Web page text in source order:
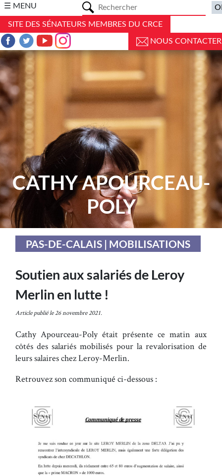
☰ MENU
SITE DES SÉNATEURS MEMBRES DU CRCE
NOUS CONTACTER
CATHY APOURCEAU-
POLY
PAS-DE-CALAIS | MOBILISATIONS
Soutien aux salariés de Leroy
Merlin en lutte !
Article publié le 26 novembre 2021.
Cathy Apourceau-Poly était présente ce matin aux
côtés des salariés mobilisés pour la revalorisation de
leurs salaires chez Leroy-Merlin.
Retrouvez son communiqué ci-dessous :